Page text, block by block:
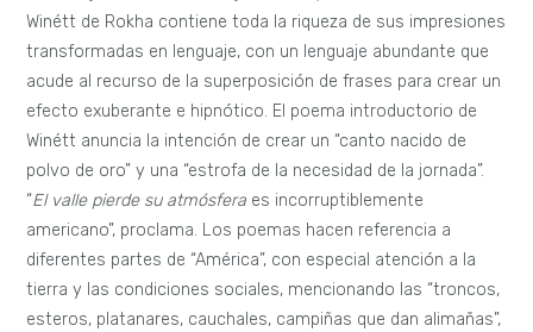
Winétt de Rokha contiene toda la riqueza de sus impresiones
transformadas en lenguaje, con un lenguaje abundante que
acude al recurso de la superposición de frases para crear un
efecto exuberante e hipnótico. El poema introductorio de
Winétt anuncia la intención de crear un “canto nacido de
polvo de oro” y una “estrofa de la necesidad de la jornada”.
“El valle pierde su atmósfera es incorruptiblemente
americano”, proclama. Los poemas hacen referencia a
diferentes partes de “América”, con especial atención a la
tierra y las condiciones sociales, mencionando las “troncos,
esteros, platanares, cauchales, campiñas que dan alimañas”,